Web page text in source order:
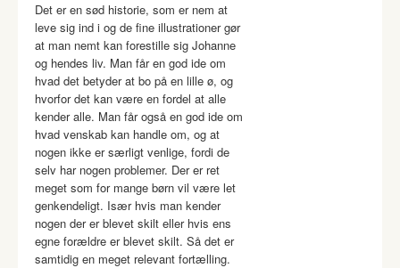
Det er en sød historie, som er nem at
leve sig ind i og de fine illustrationer gør
at man nemt kan forestille sig Johanne
og hendes liv. Man får en god ide om
hvad det betyder at bo på en lille ø, og
hvorfor det kan være en fordel at alle
kender alle. Man får også en god ide om
hvad venskab kan handle om, og at
nogen ikke er særligt venlige, fordi de
selv har nogen problemer. Der er ret
meget som for mange børn vil være let
genkendeligt. Især hvis man kender
nogen der er blevet skilt eller hvis ens
egne forældre er blevet skilt. Så det er
samtidig en meget relevant fortælling.